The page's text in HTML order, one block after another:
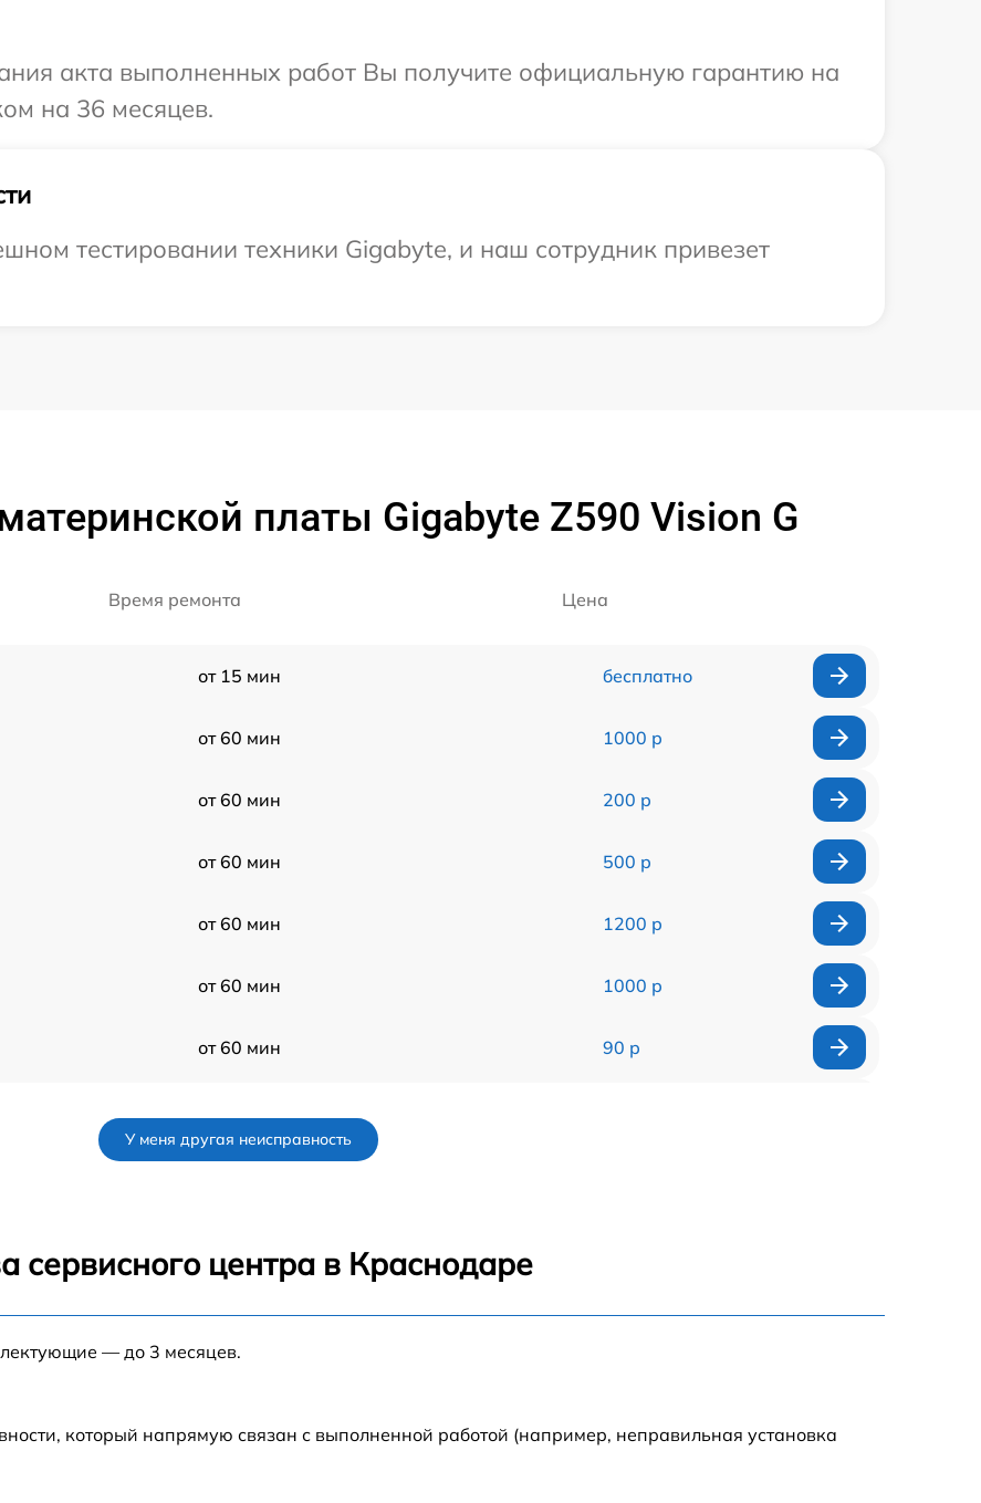
акта выполненных работ Вы получите официальную гарантию на
на 36 месяцев.
тестировании техники Gigabyte, и наш сотрудник привезет
платы Gigabyte Z590 Vision G
Время ремонта Цена
от 15 мин бесплатно
от 60 мин 1000 р
от 60 мин 200 р
от 60 мин 500 р
от 60 мин 1200 р
от 60 мин 1000 р
от 60 мин 90 р
У меня другая неисправность
сервисного центра в Краснодаре
— до 3 месяцев.
который напрямую связан с выполненной работой (например, неправильная установка